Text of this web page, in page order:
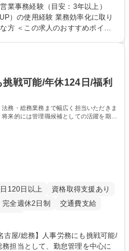
答・資
・メール） ・システム入力（各
対応（在庫管理・出入荷対応）
業事務経験（目安：3年以上）
験 業務効率化に取り
ポイン
フイベントも安心してお迎え可
さを第一に考えており、ストレ
足度も高く末永く就業が可能 学
修学校 高校 語学力： 資格：
挑戦可能/年休124日/福利
務・総務業務まで幅広く担当いただきま
来的には管理職候補としての活躍を期待
120日以上
資格取得支援あり
完全週休2日制
交通費支給